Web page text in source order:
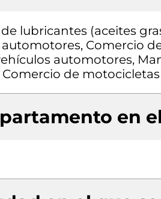
lubricantes (aceites
Comercio
automotores,
de
en